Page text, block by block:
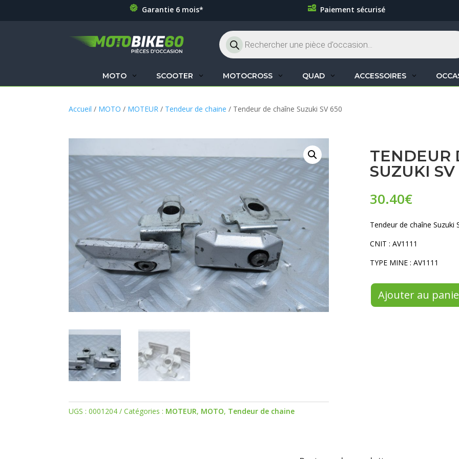
Garantie 6 mois* Paiement sécurisé
Recherche
de
produits
MOTO SCOOTER MOTOCROSS QUAD ACCESSOIRES
Accueil / MOTO / MOTEUR / Tendeur de chaine / Tendeur de chaîne Suzuki SV 650
UGS :0001204 Catégories : MOTEUR, MOTO, Tendeur de chaine
TENDEUR
SUZUKI
30.40€
Tendeur de chaîne Suzuki
CNIT : AV1111
TYPE MINE : AV1111
Ajouter au